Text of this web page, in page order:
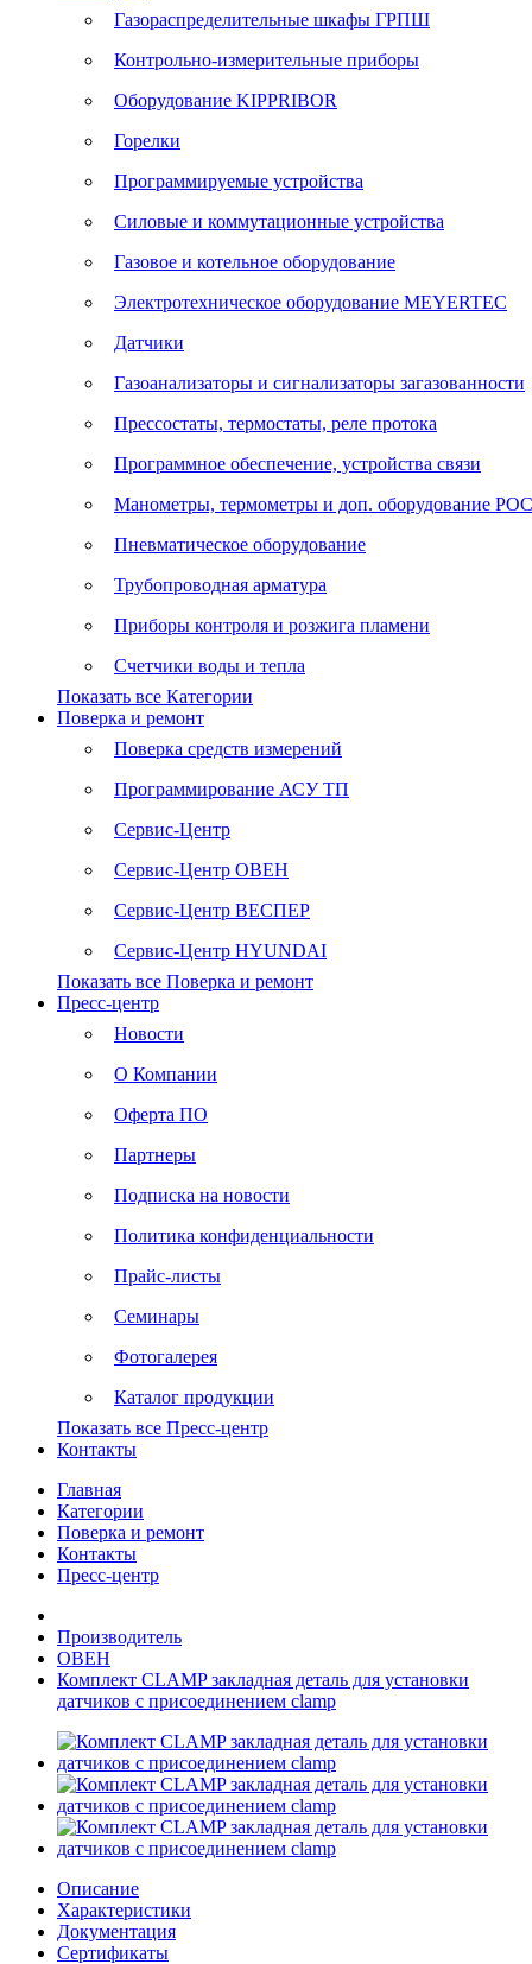
Газораспределительные шкафы ГРПШ
Контрольно-измерительные приборы
Оборудование KIPPRIBOR
Горелки
Программируемые устройства
Силовые и коммутационные устройства
Газовое и котельное оборудование
Электротехническое оборудование MEYERTEC
Датчики
Газоанализаторы и сигнализаторы загазованности
Прессостаты, термостаты, реле протока
Программное обеспечение, устройства связи
Манометры, термометры и доп. оборудование
Пневматическое оборудование
Трубопроводная арматура
Приборы контроля и розжига пламени
Счетчики воды и тепла
Показать все Категории
Поверка и ремонт
Поверка средств измерений
Программирование АСУ ТП
Сервис-Центр
Сервис-Центр ОВЕН
Сервис-Центр ВЕСПЕР
Сервис-Центр HYUNDAI
Показать все Поверка и ремонт
Пресс-центр
Новости
О Компании
Оферта ПО
Партнеры
Подписка на новости
Политика конфиденциальности
Прайс-листы
Семинары
Фотогалерея
Каталог продукции
Показать все Пресс-центр
Контакты
Главная
Категории
Поверка и ремонт
Контакты
Пресс-центр
Производитель
ОВЕН
Комплект CLAMP закладная деталь для установки
датчиков с присоединением clamp
Описание
Характеристики
Документация
Сертификаты